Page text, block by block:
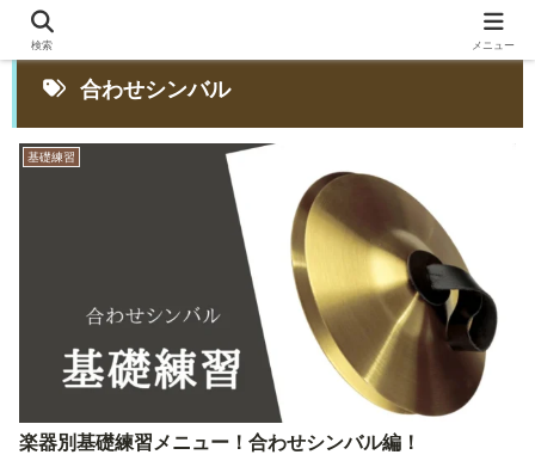
合わせシンバル
基礎練習
楽器別基礎練習メニュー！合わせシンバル編！
検索 メニュー